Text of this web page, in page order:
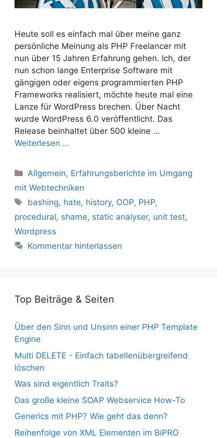
Heute soll es einfach mal über meine ganz
persönliche Meinung als PHP Freelancer mit
nun über 15 Jahren Erfahrung gehen. Ich, der
nun schon lange Enterprise Software mit
gängigen oder eigens programmierten PHP
Frameworks realisiert, möchte heute mal eine
Lanze für WordPress brechen. Über Nacht
wurde WordPress 6.0 veröffentlicht. Das
Release beinhaltet über 500 kleine …
Weiterlesen …
Kategorien
Allgemein, Erfahrungsberichte im Umgang
mit Webtechniken
Schlagwörter
bashing, hate, history, OOP, PHP,
procedural, shame, static analyser, unit test,
Wordpress
Kommentar hinterlassen
Top Beiträge & Seiten
Über den Sinn und Unsinn einer PHP Template
Engine
Multi DELETE - Einfach tabellenübergreifend
löschen
Was sind eigentlich Traits?
Das große kleine SOAP Webservice How-To
Generics mit PHP? Wie geht das denn?
Reihenfolge von XML Elementen im BiPRO